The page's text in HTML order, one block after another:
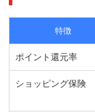
特徴
ポイント還元率
ショッピング保険